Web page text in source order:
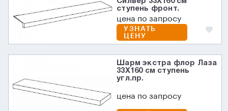
ступень фронт.
цена по запросу
УЗНАТЬ
ЦЕНУ
Шарм экстра флор Лаза
33X160 см ступень
угл.пр.
цена по запросу